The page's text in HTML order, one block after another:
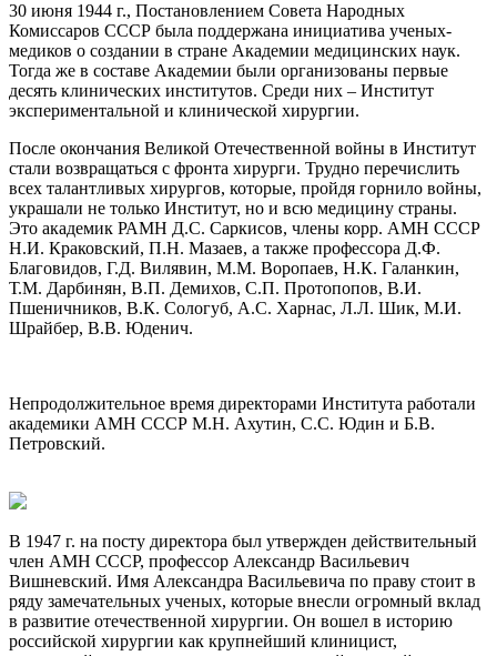
30 июня 1944 г., Постановлением Совета Народных
Комиссаров СССР была поддержана инициатива ученых-
медиков о создании в стране Академии медицинских наук.
Тогда же в составе Академии были организованы первые
десять клинических институтов. Среди них – Институт
экспериментальной и клинической хирургии.
После окончания Великой Отечественной войны в Институт
стали возвращаться с фронта хирурги. Трудно перечислить
всех талантливых хирургов, которые, пройдя горнило войны,
украшали не только Институт, но и всю медицину страны.
Это академик РАМН Д.С. Саркисов, члены корр. АМН СССР
Н.И. Краковский, П.Н. Мазаев, а также профессора Д.Ф.
Благовидов, Г.Д. Вилявин, М.М. Воропаев, Н.К. Галанкин,
Т.М. Дарбинян, В.П. Демихов, С.П. Протопопов, В.И.
Пшеничников, В.К. Сологуб, А.С. Харнас, Л.Л. Шик, М.И.
Шрайбер, В.В. Юденич.
Непродолжительное время директорами Института работали
академики АМН СССР М.Н. Ахутин, С.С. Юдин и Б.В.
Петровский.
В 1947 г. на посту директора был утвержден действительный
член АМН СССР, профессор Александр Васильевич
Вишневский. Имя Александра Васильевича по праву стоит в
ряду замечательных ученых, которые внесли огромный вклад
в развитие отечественной хирургии. Он вошел в историю
российской хирургии как крупнейший клиницист,